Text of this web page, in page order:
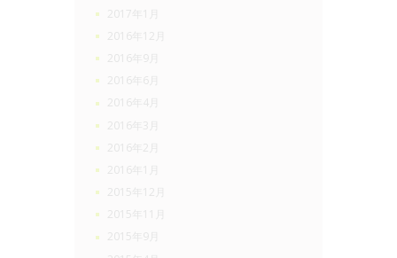
2017年1月
2016年12月
2016年9月
2016年6月
2016年4月
2016年3月
2016年2月
2016年1月
2015年12月
2015年11月
2015年9月